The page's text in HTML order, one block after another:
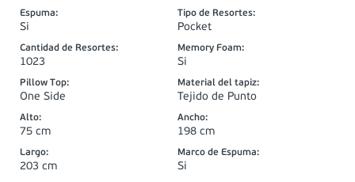
Espuma:
Si
Tipo de Resortes:
Pocket
Cantidad de Resortes:
1023
Memory Foam:
Si
Pillow Top:
One Side
Material del tapiz:
Tejido de Punto
Alto:
75 cm
Ancho:
198 cm
Largo:
203 cm
Marco de Espuma:
Si